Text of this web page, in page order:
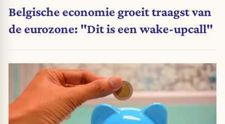
Belgische economie groeit traagst van
de eurozone: "Dit is een wake-upcall"